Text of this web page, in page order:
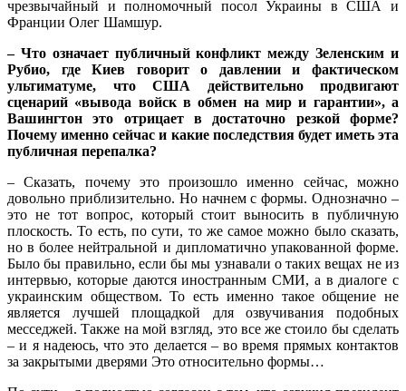
чрезвычайный и полномочный посол Украины в США и
Франции Олег Шамшур.
– Что означает публичный конфликт между Зеленским и
Рубио, где Киев говорит о давлении и фактическом
ультиматуме, что США действительно продвигают
сценарий «вывода войск в обмен на мир и гарантии», а
Вашингтон это отрицает в достаточно резкой форме?
Почему именно сейчас и какие последствия будет иметь эта
публичная перепалка?
– Сказать, почему это произошло именно сейчас, можно
довольно приблизительно. Но начнем с формы. Однозначно –
это не тот вопрос, который стоит выносить в публичную
плоскость. То есть, по сути, то же самое можно было сказать,
но в более нейтральной и дипломатично упакованной форме.
Было бы правильно, если бы мы узнавали о таких вещах не из
интервью, которые даются иностранным СМИ, а в диалоге с
украинским обществом. То есть именно такое общение не
является лучшей площадкой для озвучивания подобных
месседжей. Также на мой взгляд, это все же стоило бы сделать
– и я надеюсь, что это делается – во время прямых контактов
за закрытыми дверями Это относительно формы…